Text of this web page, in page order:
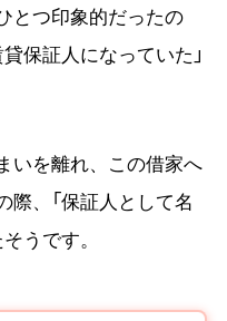
とつ印象的だったの
保証人になっていた」
いを離れ、この借家へ
、「保証人として名
うです。